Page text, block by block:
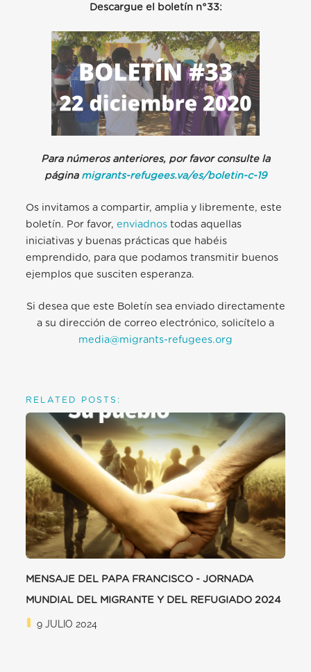
Descargue el boletín n°33:
Para números anteriores, por favor consulte la
página migrants-refugees.va/es/boletin-c-19
Os invitamos a compartir, amplia y libremente, este
boletín. Por favor,enviadnos todas aquellas
iniciativas y buenas prácticas que habéis
emprendido, para que podamos transmitir buenos
ejemplos que susciten esperanza.
Si desea que este Boletín sea enviado directamente
a su dirección de correo electrónico, solicítelo a
media@migrants-refugees.org
RELATED POSTS:
MENSAJE DEL PAPA FRANCISCO - JORNADA
MUNDIAL DEL MIGRANTE Y DEL REFUGIADO 2024
9 JULIO 2024